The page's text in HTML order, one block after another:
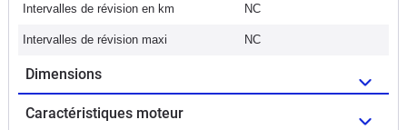
Intervalles de révision en km NC
Intervalles de révision maxi NC
Dimensions
Caractéristiques moteur